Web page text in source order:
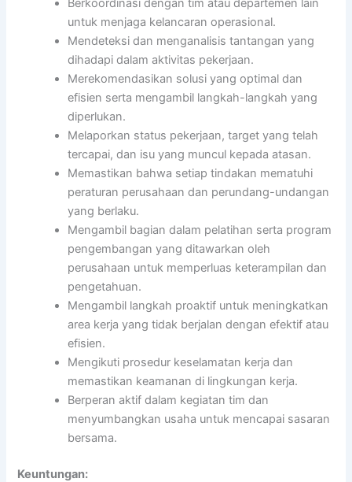
Berkoordinasi dengan tim atau departemen lain
untuk menjaga kelancaran operasional.
Mendeteksi dan menganalisis tantangan yang
dihadapi dalam aktivitas pekerjaan.
Merekomendasikan solusi yang optimal dan
efisien serta mengambil langkah-langkah yang
diperlukan.
Melaporkan status pekerjaan, target yang telah
tercapai, dan isu yang muncul kepada atasan.
Memastikan bahwa setiap tindakan mematuhi
peraturan perusahaan dan perundang-undangan
yang berlaku.
Mengambil bagian dalam pelatihan serta program
pengembangan yang ditawarkan oleh
perusahaan untuk memperluas keterampilan dan
pengetahuan.
Mengambil langkah proaktif untuk meningkatkan
area kerja yang tidak berjalan dengan efektif atau
efisien.
Mengikuti prosedur keselamatan kerja dan
memastikan keamanan di lingkungan kerja.
Berperan aktif dalam kegiatan tim dan
menyumbangkan usaha untuk mencapai sasaran
bersama.
Keuntungan: